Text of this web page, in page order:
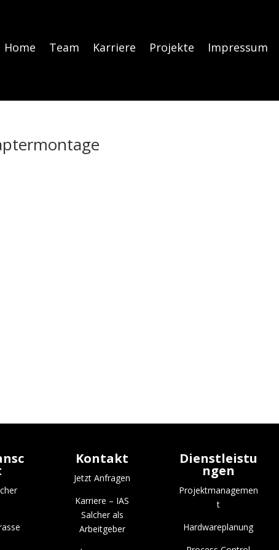
Home Team Karriere Projekte Impressum
Kontakt
Jetzt Anfragen
Karriere – IAS
Salcher als
Arbeitgeber
Dienstleistu
ngen
Projektmanagemen
t
Hardwareplanung